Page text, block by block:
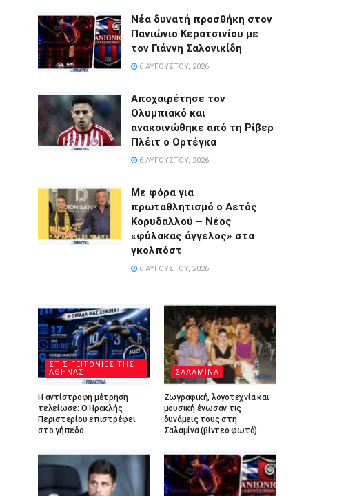
Νέα δυνατή προσθήκη στον
Πανιώνιο Κερατσινίου με
τον Γιάννη Σαλονικίδη
6 ΑΥΓΟΎΣΤΟΥ, 2026
Αποχαιρέτησε τον
Ολυμπιακό και
ανακοινώθηκε από τη Ρίβερ
Πλέιτ ο Ορτέγκα
6 ΑΥΓΟΎΣΤΟΥ, 2026
Με φόρα για
πρωταθλητισμό ο Αετός
Κορυδαλλού – Νέος
«φύλακας άγγελος» στα
γκολπόστ
6 ΑΥΓΟΎΣΤΟΥ, 2026
ΣΤΙΣ ΓΕΙΤΟΝΙΕΣ ΤΗΣ
ΑΘΗΝΑΣ
Η αντίστροφη μέτρηση
τελείωσε: Ο Ηρακλής
Περιστερίου επιστρέφει
στο γήπεδο
ΣΑΛΑΜΙΝΑ
Ζωγραφική, λογοτεχνία και
μουσική ένωσαν τις
δυνάμεις τους στη
Σαλαμίνα.(βίντεο φωτό)